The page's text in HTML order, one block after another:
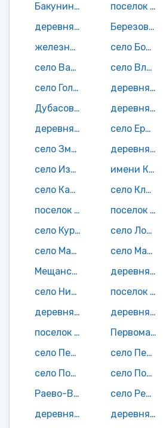
Бакунинский поселок
поселок Барабановка
деревня Березовка
Березовый хутор
железнодорожная станция Благодатка
село Борки
село Васильевка
село Владыкино
село Голицыно
деревня Драгуновка
Дубасовский поселок
деревня Екатериновка
деревня Елизаветинка
село Ерышевка
село Змеевка
деревня Зыбино
село Изнаир
имени Крупской поселок
село Каменка
село Ключи
поселок Красные Гривки
поселок Красный Хутор
село Курган 1-й
село Лопатино
село Макарово
село Малиновка
Мещанский поселок
деревня Молчаново
село Нижнее Голицыно
поселок Новостройка
деревня Ольховка
деревня Осиновка
поселок Отрадное
Первомайский поселок
село Песчанка
село Петропавловка
село Подгоренка
село Потьма
Раево-Воскресенский поселок
село Репьевка
деревня Рули
деревня Рюмино